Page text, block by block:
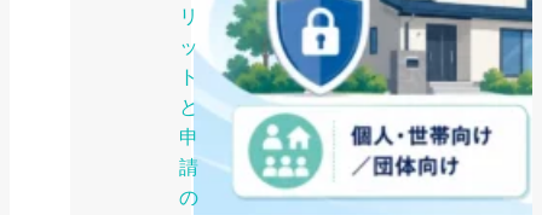
リ
ッ
ト
と
申
請
の